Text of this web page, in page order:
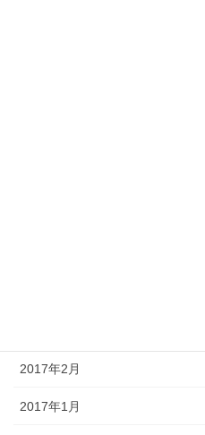
2017年2月
2017年1月